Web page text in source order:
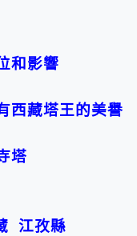
和影響
西藏塔王的美譽
塔
江孜縣